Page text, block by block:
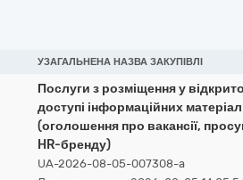
УЗАГАЛЬНЕНА НАЗВА ЗАКУПІВЛІ
Послуги з розміщення у
доступі інформаційних
(оголошення про вакансії,
HR-бренду)
UA-2026-08-05-007308-a